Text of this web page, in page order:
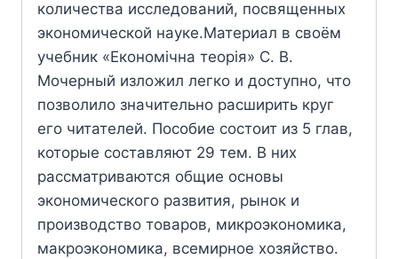
количества исследований, посвященных
экономической науке.Материал в своём
учебник «Економічна теорія» С. В.
Мочерный изложил легко и доступно, что
позволило значительно расширить круг
его читателей. Пособие состоит из 5 глав,
которые составляют 29 тем. В них
рассматриваются общие основы
экономического развития, рынок и
производство товаров, микроэкономика,
макроэкономика, всемирное хозяйство.